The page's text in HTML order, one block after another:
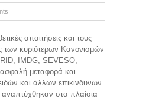
απαιτήσεις και τους
των κυριότερων Κανονισμών
IMDG, SEVESO,
μεταφορά και
και άλλων επικίνδυνων
στα πλαίσια